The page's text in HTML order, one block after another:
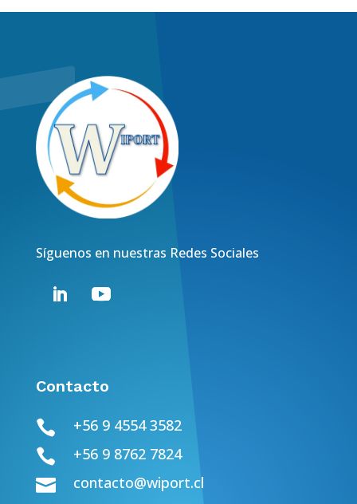
Síguenos en nuestras Redes Sociales
Contacto
 +56 9 4554 3582
 +56 9 8762 7824
 contacto@wiport.cl